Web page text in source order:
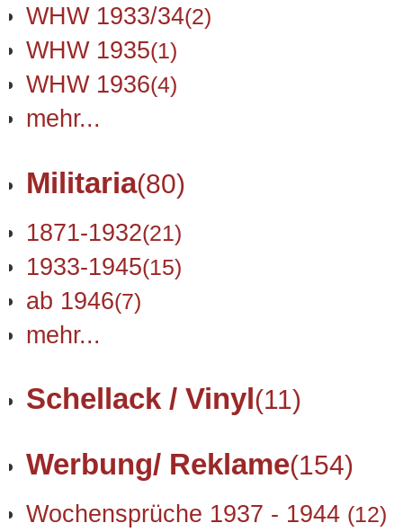
WHW 1933/34(2)
WHW 1935(1)
WHW 1936(4)
mehr...
Militaria(80)
1871-1932(21)
1933-1945(15)
ab 1946(7)
mehr...
Schellack / Vinyl(11)
Werbung/ Reklame(154)
Wochensprüche 1937 - 1944 (12)